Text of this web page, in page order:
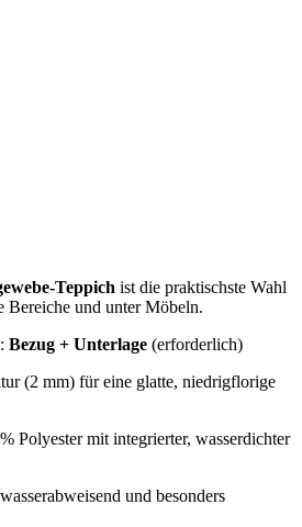
Teppich ist die praktischste Wahl
Bereiche und unter Möbeln.
Bezug + Unterlage (erforderlich)
(2 mm) für eine glatte, niedrigflorige
Polyester mit integrierter, wasserdichter
und besonders